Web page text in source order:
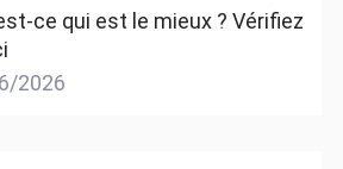
ce qui est le mieux ? Vérifiez
2026